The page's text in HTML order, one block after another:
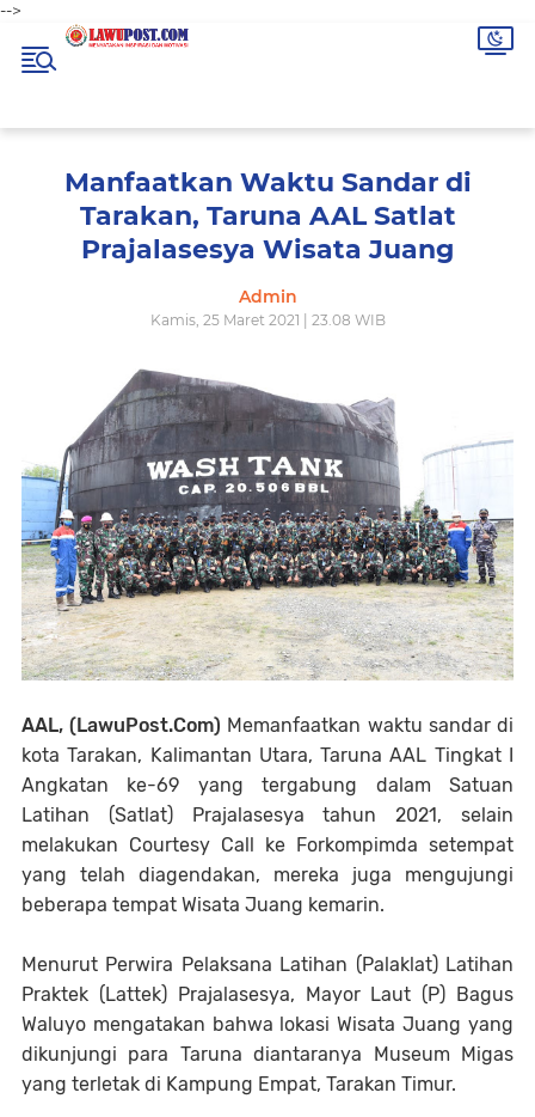
-->
Manfaatkan Waktu Sandar di
Tarakan, Taruna AAL Satlat
Prajalasesya Wisata Juang
Admin
Kamis, 25 Maret 2021 | 23.08 WIB
AAL, (LawuPost.Com) Memanfaatkan waktu sandar di
kota Tarakan, Kalimantan Utara, Taruna AAL Tingkat I
Angkatan ke-69 yang tergabung dalam Satuan
Latihan (Satlat) Prajalasesya tahun 2021, selain
melakukan Courtesy Call ke Forkompimda setempat
yang telah diagendakan, mereka juga mengujungi
beberapa tempat Wisata Juang kemarin.
Menurut Perwira Pelaksana Latihan (Palaklat) Latihan
Praktek (Lattek) Prajalasesya, Mayor Laut (P) Bagus
Waluyo mengatakan bahwa lokasi Wisata Juang yang
dikunjungi para Taruna diantaranya Museum Migas
yang terletak di Kampung Empat, Tarakan Timur.